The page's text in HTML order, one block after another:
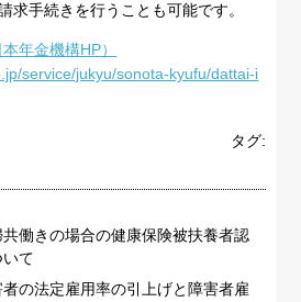
求手続きを行うことも可能です。
年金機構HP）
service/jukyu/sonota-kyufu/dattai-i
タグ:
共働きの場合の健康保険被扶養者認
て
者の法定雇用率の引上げと障害者雇